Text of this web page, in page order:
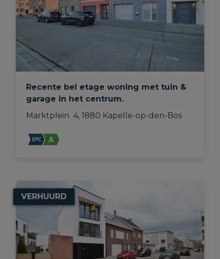
Recente bel etage woning met tuin &
garage in het centrum.
Marktplein  4, 1880 Kapelle-op-den-Bos
VERHUURD